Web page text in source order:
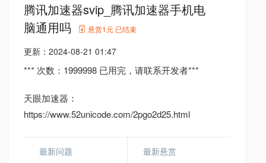
腾讯加速器svip_腾讯加速器手机电
脑通用吗
悬赏1元 已结束
更新： 2024-08-21 01:47
*** 次数：1999998 已用完，请联系开发者***
天眼加速器：
https://www.52unicode.com/2pgo2d25.html
最新问题 最新悬赏